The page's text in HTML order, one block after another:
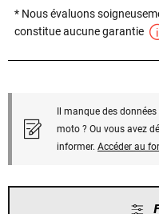
* Nous évaluons
constitue aucune garantie
Il manque des
moto ? Ou vous avez
informer. Accéder au